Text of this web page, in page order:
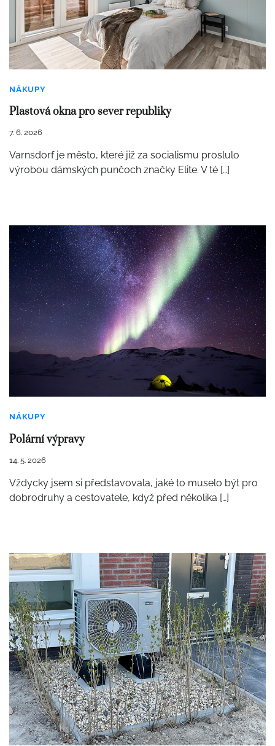
NÁKUPY
Plastová okna pro sever republiky
7. 6. 2026
Varnsdorf je město, které již za socialismu proslulo
výrobou dámských punčoch značky Elite. V té […]
NÁKUPY
Polární výpravy
14. 5. 2026
Vždycky jsem si představovala, jaké to muselo být pro
dobrodruhy a cestovatele, když před několika […]